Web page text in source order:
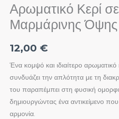
Αρωματικό Κερί
Μαρμάρινης Όψης
12,00 €
Ένα κομψό και ιδιαίτερο
συνδυάζει την απλότητα με τη
του παραπέμπει στη φυσική
δημιουργώντας ένα αντικείμενο
αρμονία.